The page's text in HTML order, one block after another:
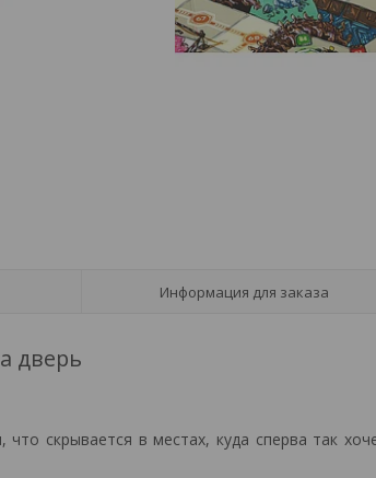
Информация для заказа
дверь
скрывается в местах, куда сперва так